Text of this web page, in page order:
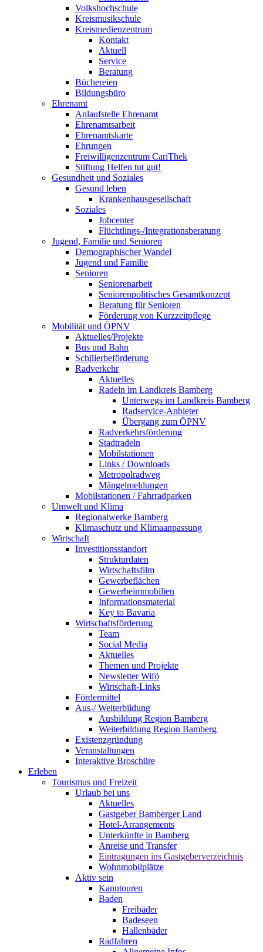
Volkshochschule
Kreismusikschule
Kreismedienzentrum
Kontakt
Aktuell
Service
Beratung
Büchereien
Bildungsbüro
Ehrenamt
Anlaufstelle Ehrenamt
Ehrenamtsarbeit
Ehrenamtskarte
Ehrungen
Freiwilligenzentrum CariThek
Stiftung Helfen tut gut!
Gesundheit und Soziales
Gesund leben
Krankenhausgesellschaft
Soziales
Jobcenter
Flüchtlings-/Integrationsberatung
Jugend, Familie und Senioren
Demographischer Wandel
Jugend und Familie
Senioren
Seniorenarbeit
Seniorenpolitisches Gesamtkonzept
Beratung für Senioren
Förderung von Kurzzeitpflege
Mobilität und ÖPNV
Aktuelles/Projekte
Bus und Bahn
Schülerbeförderung
Radverkehr
Aktuelles
Radeln im Landkreis Bamberg
Unterwegs im Landkreis Bamberg
Radservice-Anbieter
Übergang zum ÖPNV
Radverkehrsförderung
Stadtradeln
Mobilstationen
Links / Downloads
Metropolradweg
Mängelmeldungen
Mobilstationen / Fahrradparken
Umwelt und Klima
Regionalwerke Bamberg
Klimaschutz und Klimaanpassung
Wirtschaft
Investitionsstandort
Strukturdaten
Wirtschaftsfilm
Gewerbeflächen
Gewerbeimmobilien
Informationsmaterial
Key to Bavaria
Wirtschaftsförderung
Team
Social Media
Aktuelles
Themen und Projekte
Newsletter Wifö
Wirtschaft-Links
Fördermittel
Aus-/ Weiterbildung
Ausbildung Region Bamberg
Weiterbildung Region Bamberg
Existenzgründung
Veranstaltungen
Interaktive Broschüre
Erleben
Tourismus und Freizeit
Urlaub bei uns
Aktuelles
Gastgeber Bamberger Land
Hotel-Arrangements
Unterkünfte in Bamberg
Anreise und Transfer
Eintragungen ins Gastgeberverzeichnis
Wohnmobilplätze
Aktiv sein
Kanutouren
Baden
Freibäder
Badeseen
Hallenbäder
Radfahren